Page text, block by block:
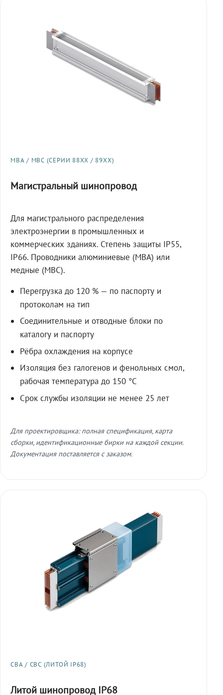
МВА / МВС (СЕРИИ 88XX / 89XX)
Магистральный шинопровод
Для магистрального распределения
электроэнергии в промышленных и
коммерческих зданиях. Степень защиты IP55,
IP66. Проводники алюминиевые (МВА) или
медные (МВС).
Перегрузка до 120 % — по паспорту и
протоколам на тип
Соединительные и отводные блоки по
каталогу и паспорту
Рёбра охлаждения на корпусе
Изоляция без галогенов и фенольных смол,
рабочая температура до 150 °C
Срок службы изоляции не менее 25 лет
Для проектировщика: полная спецификация, карта
сборки, идентификационные бирки на каждой секции.
Документация поставляется с заказом.
СВА / СВС (ЛИТОЙ IP68)
Литой шинопровод IP68